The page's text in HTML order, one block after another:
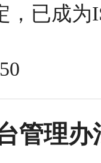
，已成为
管理